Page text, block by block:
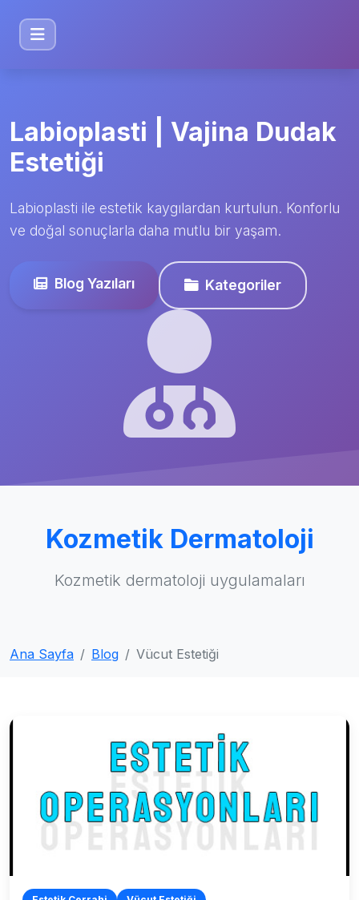
Labioplasti | Vajina Dudak
Estetiği
Labioplasti ile estetik kaygılardan kurtulun. Konforlu
ve doğal sonuçlarla daha mutlu bir yaşam.
Blog Yazıları Kategoriler
Kozmetik Dermatoloji
Kozmetik dermatoloji uygulamaları
Ana Sayfa Blog Vücut Estetiği